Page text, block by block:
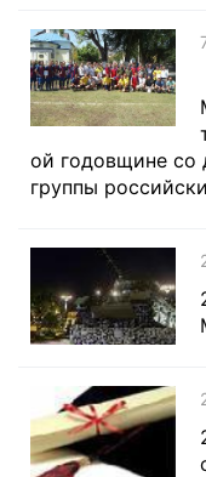
ой годовщине со
группы